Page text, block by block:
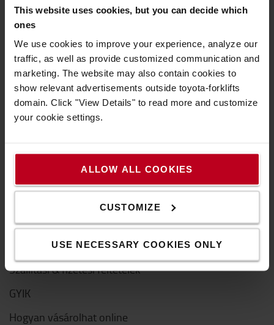
This website uses cookies, but you can decide which
ones
We use cookies to improve your experience, analyze our
traffic, as well as provide customized communication and
marketing. The website may also contain cookies to
show relevant advertisements outside toyota-forklifts
domain. Click "View Details" to read more and customize
your cookie settings.
ALLOW ALL COOKIES
CUSTOMIZE
USE NECESSARY COOKIES ONLY
A Toyotáról
Kik vagyunk mi
Miért vásároljunk Toyotát
Letöltések
Magatartási kódex
Hogyan vásároljak
Szállítási & fizetési feltételek
GYIK
Hogyan vásárolhat online